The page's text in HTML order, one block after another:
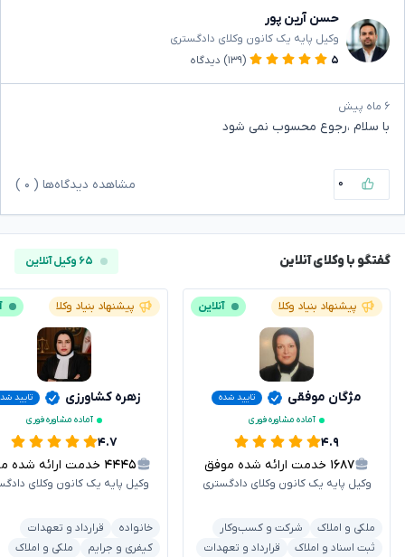
حسن آرین پور
وکیل پایه یک کانون وکلای دادگستری
۵
(۱۳۹) دیدگاه
۶ ماه پیش
با سلام ،رجوع محسوب نمی شود
۰ مشاهده دیدگاه‌ها ( ۰
گفتگو با وکلای آنلاین ۶۵ وکیل آنلاین
پیشنهاد بنیاد وکلا آنلاین
مژگان موفقی
تایید شده
آماده مشاوره فوری
۴.۹
۱۶۸۷ خدمت ارائه شده موفق
وکیل پایه یک کانون وکلای دادگستری
ملکی و املاک
شرکت و کسب‌وکار
ثبت اسناد و املاک
قرارداد و تعهدات
پیشنهاد بنیاد وکلا
زهره کشاورزی
تایید
آماده مشاوره فوری
۴.۷
۴۴۴۵ خدمت ارائه شده موفق
وکیل پایه یک کانون وکلای
خانواده
قرارداد و تعهدات
کیفری و جرایم
ملکی و املاک